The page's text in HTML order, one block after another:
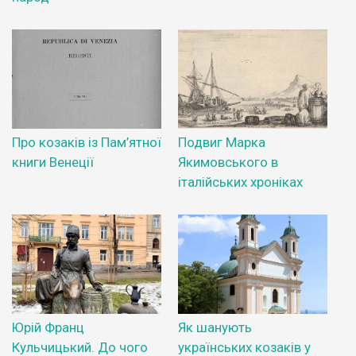
Про козаків із Пам’ятної
книги Венеції
Подвиг Марка
Якимовського в
італійських хроніках
Юрій Франц
Кульчицький. До чого
Як шанують
українських козаків у